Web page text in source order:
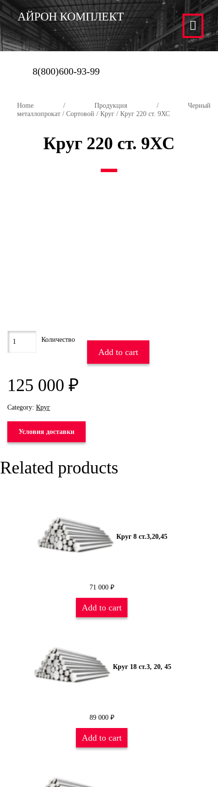
АЙРОН КОМПЛЕКТ
8(800)600-93-99
Home / Продукция / Черный
металлопрокат / Сортовой / Круг / Круг 220 ст. 9ХС
Круг 220 ст. 9ХС
125 000 ₽
Add to cart
Category: Круг
Условия доставки
Related products
Круг 8 ст.3,20,45
71 000 ₽
Add to cart
Круг 18 ст.3, 20, 45
89 000 ₽
Add to cart